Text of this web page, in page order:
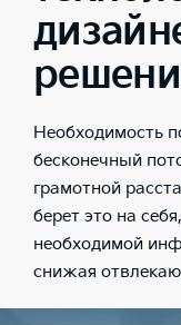
Необходимость
бесконечный
грамотной
берет это на
необходимой
снижая